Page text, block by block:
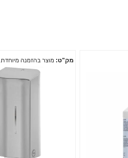
מק"ט: מוצר בהזמנה מיוחדת